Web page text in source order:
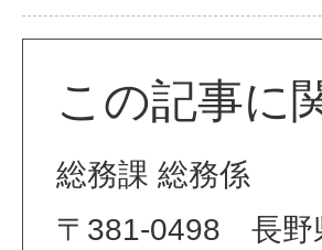
この記事に
総務課 総務係
〒381-0498 長野